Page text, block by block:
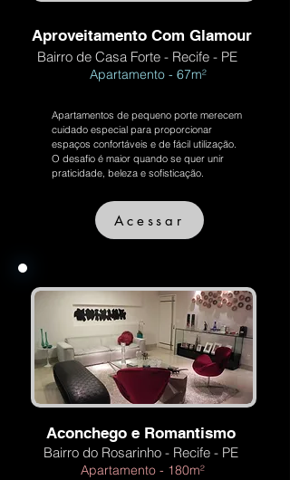
Aproveitamento Com Glamour
Bairro de Casa Forte - Recife - PE
Apartamento - 67m²
Apartamentos de pequeno porte merecem
cuidado especial para proporcionar
espaços confortáveis e de fácil utilização.
O desafio é maior quando se quer unir
praticidade, beleza e sofisticação.
Acessar
Aconchego e Romantismo
Bairro do Rosarinho - Recife - PE
Apartamento - 180m²